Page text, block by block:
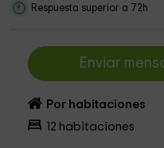
Respuesta superior a 72h
Enviar
Por habitaciones
12 habitaciones